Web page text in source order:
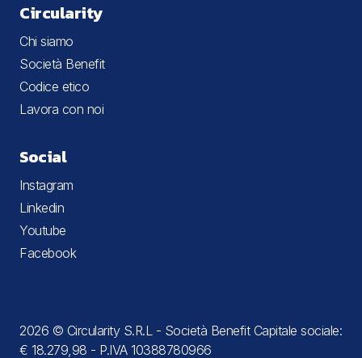
Circularity
Chi siamo
Società Benefit
Codice etico
Lavora con noi
Social
Instagram
Linkedin
Youtube
Facebook
2026 © Circularity S.R.L - Società Benefit Capitale sociale:
€ 18.279,98 - P.IVA 10388780966